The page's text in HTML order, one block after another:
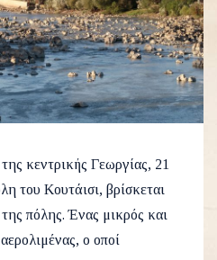
κεντρικής Γεωργίας, 21
του Κουτάισι, βρίσκεται
πόλης. Ένας μικρός και
ο οποί